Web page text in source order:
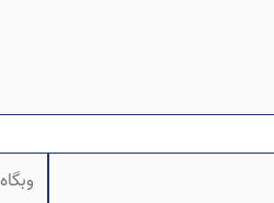
وبگاه